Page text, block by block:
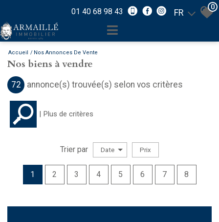
01 40 68 98 43 FR
0
Accueil Nos Annonces De Vente
Nos biens à vendre
72 annonce(s) trouvée(s) selon vos critères
Plus de critères
Trier par Date Prix
1 2 3 4 5 6 7 8